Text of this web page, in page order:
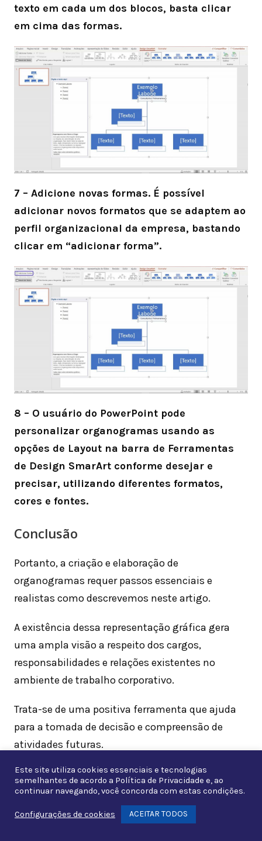
texto em cada um dos blocos, basta clicar
em cima das formas.
7 – Adicione novas formas. É possível
adicionar novos formatos que se adaptem ao
perfil organizacional da empresa, bastando
clicar em “adicionar forma”.
8 – O usuário do PowerPoint pode
personalizar organogramas usando as
opções de Layout na barra de Ferramentas
de Design SmarArt conforme desejar e
precisar, utilizando diferentes formatos,
cores e fontes.
Conclusão
Portanto, a criação e elaboração de
organogramas requer passos essenciais e
realistas como descrevemos neste artigo.
A existência dessa representação gráfica gera
uma ampla visão a respeito dos cargos,
responsabilidades e relações existentes no
ambiente de trabalho corporativo.
Trata-se de uma positiva ferramenta que ajuda
para a tomada de decisão e compreensão de
atividades futuras.
Os modelos podem ser criados em qualquer tipo
de empresa que possui equipe ou grupos de
colaboradores, lembrando que a legitimidade dos
dados e percepções sobre as atribuições são
Este site utiliza cookies essenciais e tecnologias
semelhantes de acordo a Política de Privacidade e, ao
continuar navegando, você concorda com estas condições.
Configurações de cookies ACEITAR TODOS